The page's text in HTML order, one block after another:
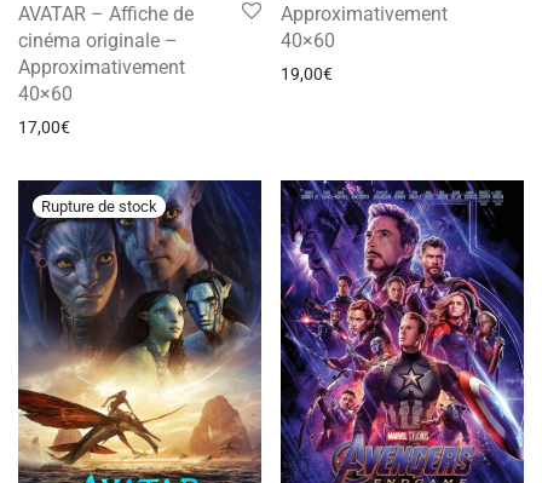
AVATAR – Affiche de
cinéma originale –
Approximativement
40×60
17,00€
Approximativement
40×60
19,00€